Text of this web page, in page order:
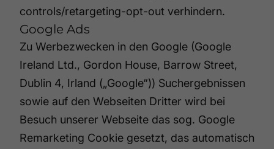
controls/retargeting-opt-out verhindern.
Google Ads
Zu Werbezwecken in den Google (Google
Ireland Ltd., Gordon House, Barrow Street,
Dublin 4, Irland („Google“)) Suchergebnissen
sowie auf den Webseiten Dritter wird bei
Besuch unserer Webseite das sog. Google
Remarketing Cookie gesetzt, das automatisch